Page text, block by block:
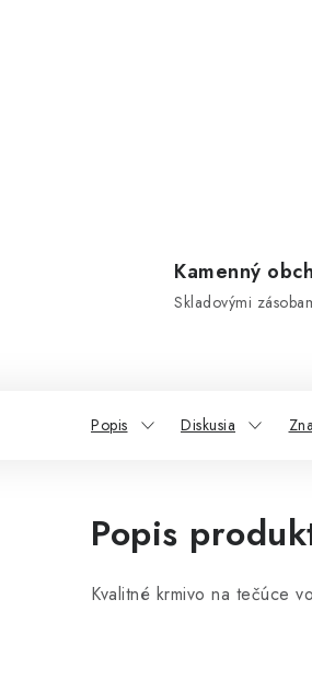
Kamenný
Skladovými
Popis Diskusia
Popis
Kvalitné krmivo na tečúce